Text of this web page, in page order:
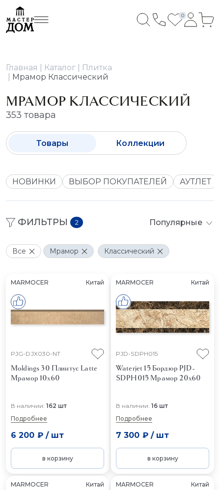
0
Главная Каталог
Плитка
Мрамор Классический
МРАМОР КЛАССИЧЕСКИЙ
353 товара
Товары Коллекции
НОВИНКИ ВЫБОР ПОКУПАТЕЛЕЙ АУТЛЕТ
ФИЛЬТРЫ 2 Популярные
Все Мрамор Классический
MARMOCER Китай
PJG-DJX030-NT
Moldings 30 Плинтус Latte
Мрамор 10x60
В наличии: 162 шт
Подробнее
6 200 ₽/ шт
в корзину
MARMOCER Китай
PJD-SDPH015
Waterjet 15 Бордюр PJD-
SDPH015 Мрамор 20x60
В наличии: 16 шт
Подробнее
7 300 ₽/ шт
в корзину
MARMOCER Китай MARMOCER Китай